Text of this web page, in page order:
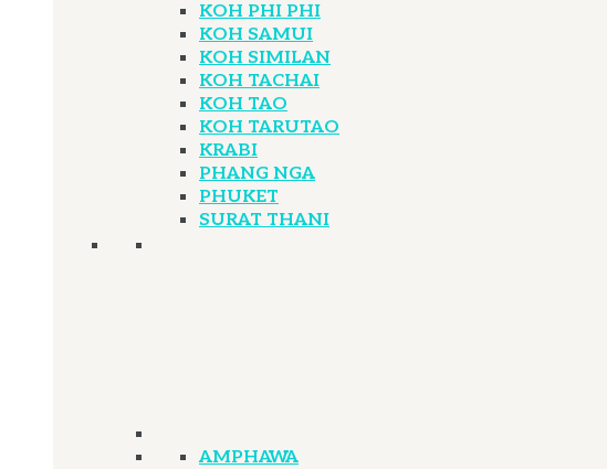
KOH PHI PHI
KOH SAMUI
KOH SIMILAN
KOH TACHAI
KOH TAO
KOH TARUTAO
KRABI
PHANG NGA
PHUKET
SURAT THANI
AMPHAWA